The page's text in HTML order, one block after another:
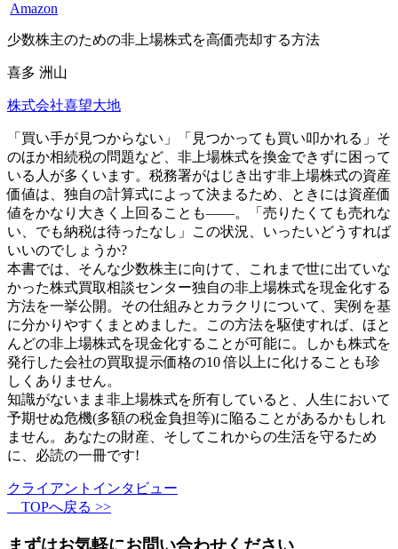
Amazon
少数株主のための非上場株式を高価売却する方法
喜多 洲山
株式会社喜望大地
「買い手が見つからない」「見つかっても買い叩かれる」そ
のほか相続税の問題など、非上場株式を換金できずに困って
いる人が多くいます。 税務署がはじき出す非上場株式の資産
価値は、独自の計算式によって決まるため、ときには資産価
値をかなり大きく上回ることも――。
「売りたくても売れな
い、でも納税は待ったなし」
この状況、いったいどうすれば
いいのでしょうか?
本書では、そんな少数株主に向けて、これまで世に出ていな
かった株式買取相談センター独自の非上場株式を現金化する
方法を一挙公開。 その仕組みとカラクリについて、実例を基
に分かりやすくまとめました。この方法を駆使すれば、ほと
んどの非上場株式を現金化することが可能に。
しかも株式を
発行した会社の買取提示価格の10 倍以上に化けることも珍
しくありません。
知識がないまま非上場株式を所有していると、人生において
予期せぬ危機(多額の税金負担等)に陥ることがあるかもしれ
ません。 あなたの財産、そしてこれからの生活を守るため
に、必読の一冊です!
クライアントインタビュー
TOPへ戻る >>
まずはお気軽にお問い合わせください